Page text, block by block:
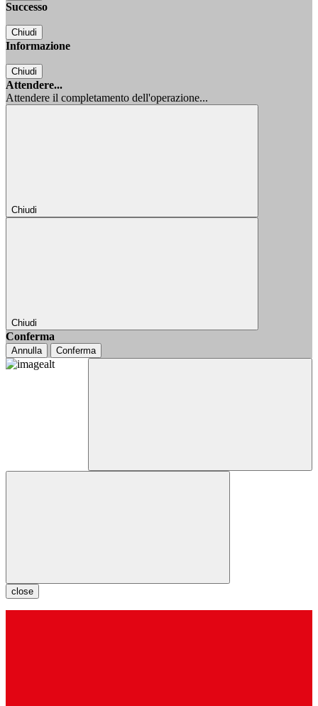
Successo
Chiudi
Informazione
Chiudi
Attendere...
Attendere il completamento dell'operazione...
Chiudi
Chiudi
Conferma
Annulla Conferma
close